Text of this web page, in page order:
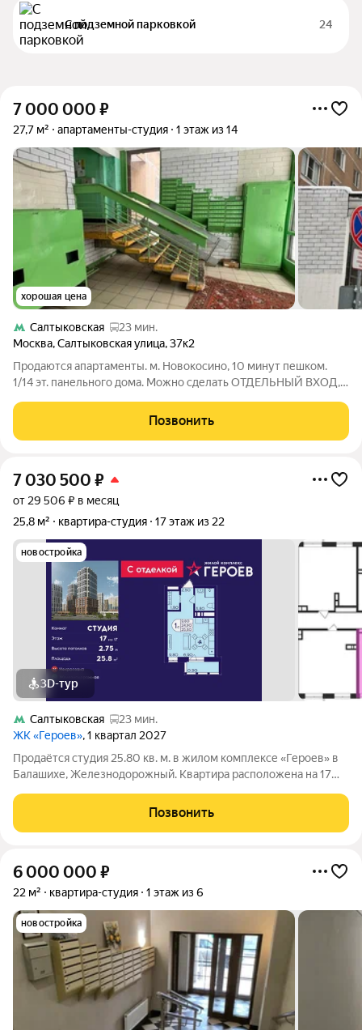
С подземной парковкой 24
7 000 000 ₽
27,7 м² апартаменты-студия 1 этаж из 14
хорошая цена
Салтыковская
23 мин.
Москва,Салтыковская улица,37к2
Продаются апартаменты. м. Новокосино, 10 минут пешком.
1/14 эт. панельного дома. Можно сделать ОТДЕЛЬНЫЙ ВХОД,
косметический ремонт. Развитая инфраструктура. в шаговой
доступности магазины, детский
Позвонить
7 030 500 ₽
от 29 506 ₽ в месяц
25,8 м²
квартира-студия 17 этаж из 22
новостройка
3D-тур
Салтыковская
23 мин.
ЖК «Героев», 1 квартал 2027
Продаётся студия 25.80 кв. м. в жилом комплексе «Героев» в
Балашихе, Железнодорожный. Квартира расположена на 17
минут до центра Москвы. При покупке квартиры в сданном
доме ключи выдаются
Позвонить
6 000 000 ₽
22 м² квартира-студия 1 этаж из 6
новостройка